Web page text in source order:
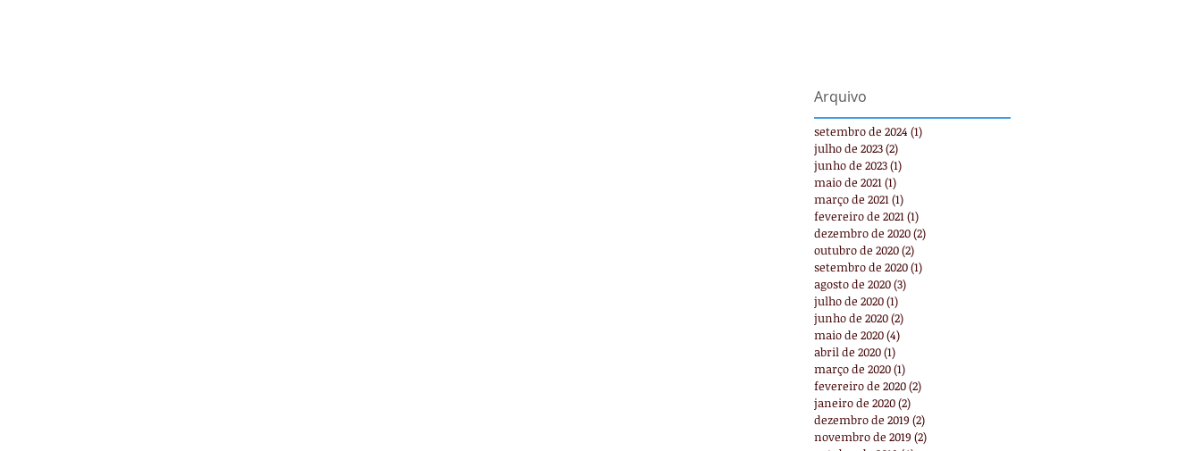
Arquivo
setembro de 2024 (1)
julho de 2023(2)
junho de 2023(1)
maio de 2021 (1)
março de 2021 (1)
fevereiro de 2021 (1)
dezembro de 2020(2)
outubro de 2020(2)
setembro de 2020(1)
agosto de 2020(3)
julho de 2020(1)
junho de 2020(2)
maio de 2020(4)
abril de 2020(1)
março de 2020(1)
fevereiro de 2020(2)
janeiro de 2020(2)
dezembro de 2019 (2)
novembro de 2019 (2)